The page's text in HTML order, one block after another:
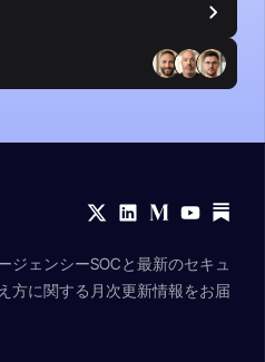
ジェンシーSOCと最新のセキュ
方に関する月次更新情報をお届